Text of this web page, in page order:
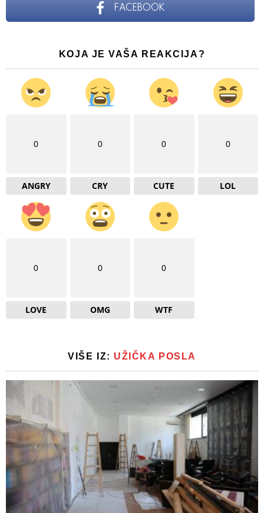
FACEBOOK
KOJA JE VAŠA REAKCIJA?
0
ANGRY
0
CRY
0
CUTE
0
LOL
0
LOVE
0
OMG
0
WTF
VIŠE IZ: UŽIČKA POSLA